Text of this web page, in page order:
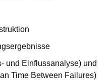
und Einflussanalyse) und
Time Between Failures)